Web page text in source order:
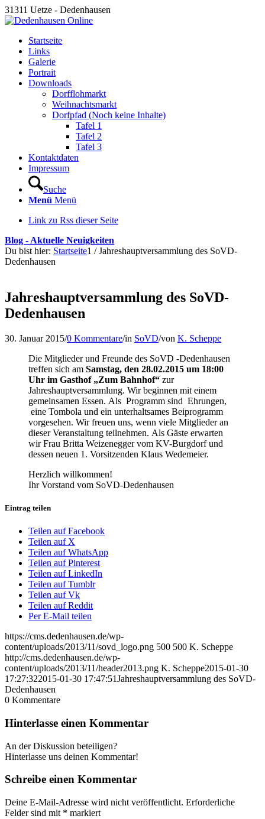
31311 Uetze - Dedenhausen
Startseite
Links
Galerie
Portrait
Downloads
Dorfflohmarkt
Weihnachtsmarkt
Dorfpfad (Noch keine Inhalte)
Tafel 1
Tafel 2
Tafel 3
Kontaktdaten
Impressum
Suche
Menü Menü
Link zu Rss dieser Seite
Blog - Aktuelle Neuigkeiten
Du bist hier: Startseite1 / Jahreshauptversammlung des SoVD-
Dedenhausen
Jahreshauptversammlung des SoVD-
Dedenhausen
30. Januar 2015/0 Kommentare/in SoVD/von K. Scheppe
Die Mitglieder und Freunde des SoVD -Dedenhausen
treffen sich am Samstag, den 28.02.2015 um 18:00
Uhr im Gasthof „Zum Bahnhof“ zur
Jahreshauptversammlung. Wir beginnen mit einem
gemeinsamen Essen. Als Programm sind Ehrungen,
eine Tombola und ein unterhaltsames Beiprogramm
vorgesehen. Wir freuen uns, wenn viele Mitglieder an
dieser Veranstaltung teilnehmen. Als Gäste erwarten
wir Frau Britta Weizenegger vom KV-Burgdorf und
dessen neuen 1. Vorsitzenden Klaus Wedemeier.
Herzlich willkommen!
Ihr Vorstand vom SoVD-Dedenhausen
Eintrag teilen
Teilen auf Facebook
Teilen auf X
Teilen auf WhatsApp
Teilen auf Pinterest
Teilen auf LinkedIn
Teilen auf Tumblr
Teilen auf Vk
Teilen auf Reddit
Per E-Mail teilen
https://cms.dedenhausen.de/wp-
content/uploads/2013/11/sovd_logo.png 500 500 K. Scheppe
http://cms.dedenhausen.de/wp-
content/uploads/2013/11/header2013.png K. Scheppe2015-01-30
17:27:322015-01-30 17:47:51Jahreshauptversammlung des SoVD-
Dedenhausen
0 Kommentare
Hinterlasse einen Kommentar
An der Diskussion beteiligen?
Hinterlasse uns deinen Kommentar!
Schreibe einen Kommentar
Deine E-Mail-Adresse wird nicht veröffentlicht. Erforderliche
Felder sind mit * markiert